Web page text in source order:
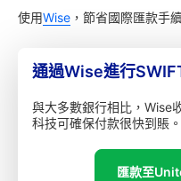
使用Wise ，節省國際匯款手
通過Wise進行
與大多數銀行相比，Wise
科技可確保付款很快到賬。
匯款至